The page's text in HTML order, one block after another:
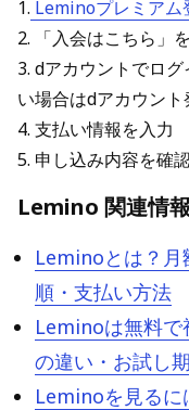
1. Leminoプレミアム
2. 「入会はこちら」
3. dアカウントでロ
い場合はdアカウント
4. 支払い情報を入力
5. 申し込み内容を確
Lemino 関連情報
Leminoとは？月
順・支払い方法
Leminoは無料で
の違い・お試し
Leminoを見るに